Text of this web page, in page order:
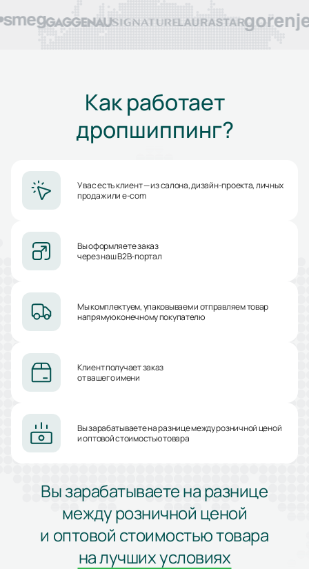
Как работает
дропшиппинг?
У вас есть клиент — из салона, дизайн-проекта, личных
продаж или e-com
Вы оформляете заказ
через наш B2B-портал
Мы комплектуем, упаковываем и отправляем товар
напрямую конечному покупателю
Клиент получает заказ
от вашего имени
Вы зарабатываете на разнице между розничной ценой
и оптовой стоимостью товара
Вы зарабатываете на разнице
между розничной ценой
и оптовой стоимостью товара
на лучших условиях